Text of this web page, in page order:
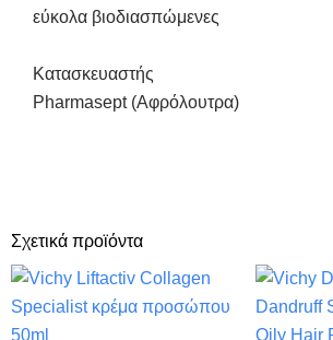
εύκολα βιοδιασπώμενες
Κατασκευαστής
Pharmasept (Αφρόλουτρα)
Σχετικά προϊόντα